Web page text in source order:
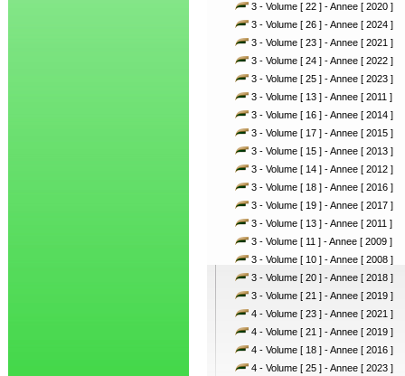
3 - Volume [ 22 ] - Annee [ 2020 ]
3 - Volume [ 26 ] - Annee [ 2024 ]
3 - Volume [ 23 ] - Annee [ 2021 ]
3 - Volume [ 24 ] - Annee [ 2022 ]
3 - Volume [ 25 ] - Annee [ 2023 ]
3 - Volume [ 13 ] - Annee [ 2011 ]
3 - Volume [ 16 ] - Annee [ 2014 ]
3 - Volume [ 17 ] - Annee [ 2015 ]
3 - Volume [ 15 ] - Annee [ 2013 ]
3 - Volume [ 14 ] - Annee [ 2012 ]
3 - Volume [ 18 ] - Annee [ 2016 ]
3 - Volume [ 19 ] - Annee [ 2017 ]
3 - Volume [ 13 ] - Annee [ 2011 ]
3 - Volume [ 11 ] - Annee [ 2009 ]
3 - Volume [ 10 ] - Annee [ 2008 ]
3 - Volume [ 20 ] - Annee [ 2018 ]
3 - Volume [ 21 ] - Annee [ 2019 ]
4 - Volume [ 23 ] - Annee [ 2021 ]
4 - Volume [ 21 ] - Annee [ 2019 ]
4 - Volume [ 18 ] - Annee [ 2016 ]
4 - Volume [ 25 ] - Annee [ 2023 ]